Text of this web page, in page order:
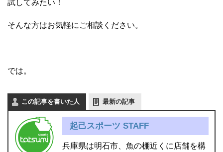
試してみたい！
そんな方はお気軽にご相談ください。
では。
この記事を書いた人 最新の記事
起己スポーツ STAFF
兵庫県は明石市、魚の棚近くに店舗を構